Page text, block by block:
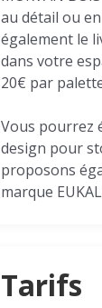
au détail ou
également le
dans votre
20€ par
Vous pourrez
design pour
proposons
marque
Tarifs